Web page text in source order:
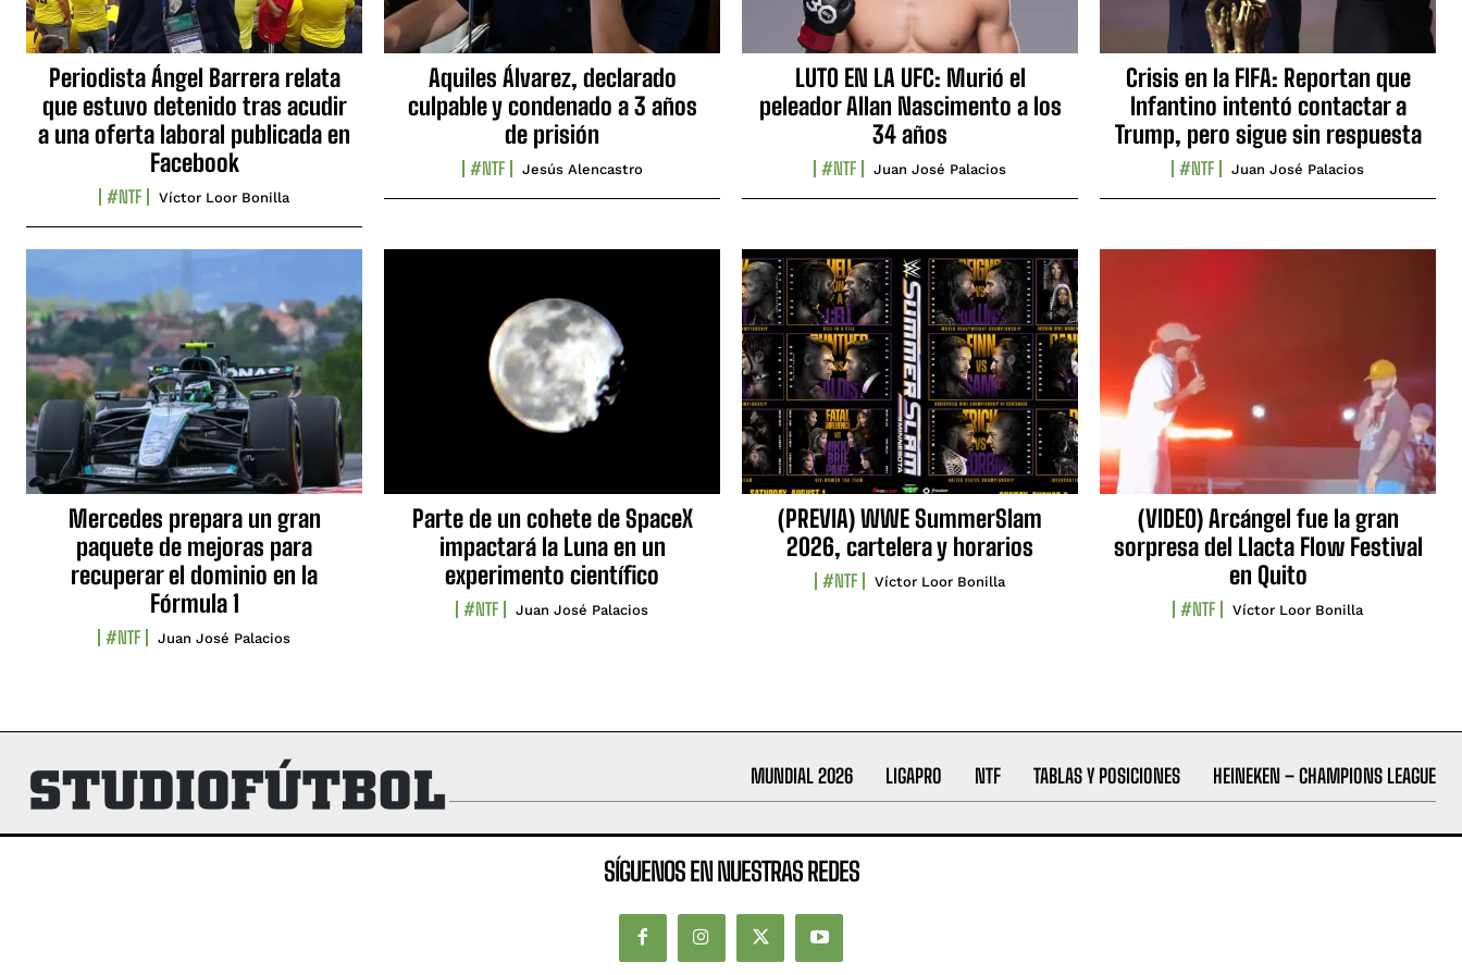
Periodista Ángel Barrera relata
que estuvo detenido tras acudir
a una oferta laboral publicada en
Facebook
#NTF Víctor Loor Bonilla
Aquiles Álvarez, declarado
culpable y condenado a 3 años
de prisión
#NTF Jesús Alencastro
LUTO EN LA UFC: Murió el
peleador Allan Nascimento a los
34 años
#NTF Juan José Palacios
Crisis en la FIFA: Reportan que
Infantino intentó contactar a
Trump, pero sigue sin respuesta
#NTF Juan José Palacios
Mercedes prepara un gran
paquete de mejoras para
recuperar el dominio en la
Fórmula 1
#NTF Juan José Palacios
Parte de un cohete de SpaceX
impactará la Luna en un
experimento científico
#NTF Juan José Palacios
(PREVIA) WWE SummerSlam
2026, cartelera y horarios
#NTF Víctor Loor Bonilla
(VIDEO) Arcángel fue la gran
sorpresa del Llacta Flow Festival
en Quito
#NTF Víctor Loor Bonilla
MUNDIAL 2026 LIGAPRO NTF TABLAS Y POSICIONES HEINEKEN – CHAMPIONS LEAGUE
SÍGUENOS EN NUESTRAS REDES